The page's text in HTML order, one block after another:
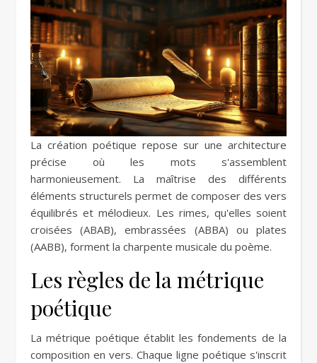
La création poétique repose sur une architecture
précise où les mots s'assemblent
harmonieusement. La maîtrise des différents
éléments structurels permet de composer des vers
équilibrés et mélodieux. Les rimes, qu'elles soient
croisées (ABAB), embrassées (ABBA) ou plates
(AABB), forment la charpente musicale du poème.
Les règles de la métrique
poétique
La métrique poétique établit les fondements de la
composition en vers. Chaque ligne poétique s'inscrit